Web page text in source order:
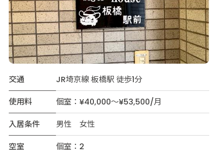
交通
JR埼京線 板橋駅 徒歩1分
使用料
個室：¥40,000～¥53,500/月
入居条件
男性 女性
空室
個室：2